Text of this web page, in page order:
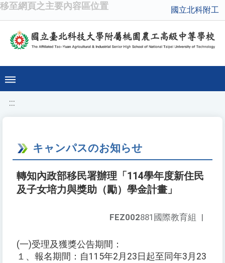
移至網頁之主要內容區位置 國立北科附工
:::
キャンパスのお知らせ
轉知內政部移民署辦理「114學年度新住民
及子女培力與獎助（勵）學金計畫」
FEZ002881國際教育組 |
(一)受理及獲獎公告期間：
１、報名期間：自115年2月23日起至同年3月23